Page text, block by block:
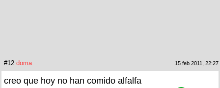
#12 doma 15 feb 2011, 22:27
creo que hoy no han comido alfalfa